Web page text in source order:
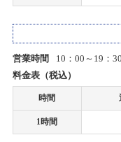
花、プラモデル組み立て企
2019/02/18
TVアニメ「ガーリー・エ
花、プラモデル組み立て
2019/02/11
2023/02/25(土)
カテゴリ：キャンペーン
2023 新春セール開催の
2023/01/01(日)～2023/01/
カテゴリ：セール
営業時間
10：00～19：30
料金表（税込）
時間
1時間